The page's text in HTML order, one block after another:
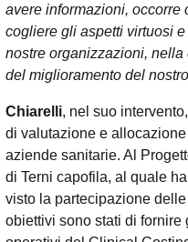
avere informazioni, occorre
cogliere gli aspetti virtuosi
nostre organizzazioni,
del miglioramento del
Chiarelli, nel suo
di valutazione e
aziende sanitarie. Al
di Terni capofila, al quale
visto la partecipazione
obiettivi sono stati di